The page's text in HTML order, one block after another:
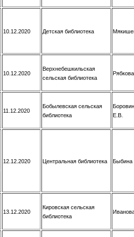
10.12.2020 Детская библиотека
10.12.2020
Верхнебешкильская
сельская библиотека
11.12.2020
Бобылевская сельская
библиотека
Е.В.
12.12.2020 Центральная библиотека Быбина
13.12.2020
Кировская сельская
библиотека